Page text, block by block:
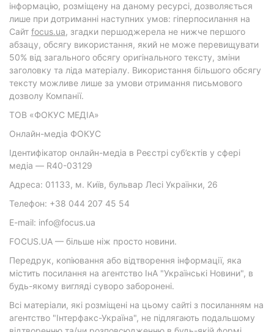
інформацію, розміщену на даному ресурсі, дозволяється
лише при дотриманні наступних умов: гіперпосилання на
Cайт focus.ua, згадки першоджерела не нижче першого
абзацу, обсягу використання, який не може перевищувати
50% від загального обсягу оригінального тексту, зміни
заголовку та ліда матеріалу. Використання більшого обсягу
тексту можливе лише за умови отримання письмового
дозволу Компанії.
ТОВ «ФОКУС МЕДІА»
Онлайн-медіа ФОКУС
Ідентифікатор онлайн-медіа в Реєстрі суб’єктів у сфері
медіа — R40-03129
Адреса: 01133, м. Київ, бульвар Лесі Українки, 26
Телефон: +38 044 207 45 54
E-mail: info@focus.ua
FOCUS.UA — більше ніж просто новини.
Передрук, копіювання або відтворення інформації, яка
містить посилання на агентство ІнА "Українські Новини", в
будь-якому вигляді суворо заборонені.
Всі матеріали, які розміщені на цьому сайті з посиланням на
агентство "Інтерфакс-Україна", не підлягають подальшому